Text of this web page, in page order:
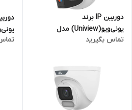
دوربین IP برند
یونی‌ویو(Uniview) مدل
پانوراما 8 مگاپیکسل
تماس بگیرید
ماهی 12